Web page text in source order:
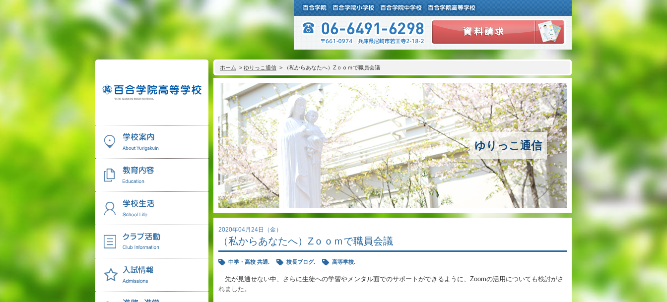
ホーム > ゆりっこ通信 > （私からあなたへ）Zｏｏｍで職員会議
ゆりっこ通信
2020年04月24日（金）
（私からあなたへ）Zｏｏｍで職員会議
中学・高校 共通. 校長ブログ. 高等学校.
先が見通せない中、さらに生徒への学習やメンタル面でのサポートができるように、Zoomの活用についても検討がさ
れました。
ご挨拶
学校紹介
アクセスマップ
沿革
百合学院の３つの教育
アカデミックリサーチコース
キャリアリサーチコース
充実のフォローアップ体制